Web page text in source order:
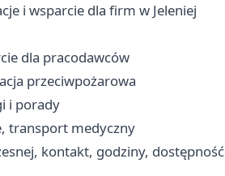
i wsparcie dla firm w Jeleniej
dla pracodawców
przeciwpożarowa
i porady
transport medyczny
kontakt, godziny, dostępność